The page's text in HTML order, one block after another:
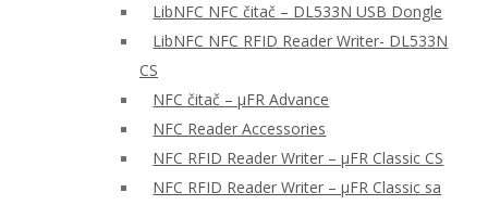
LibNFC NFC čitač – DL533N USB Dongle
LibNFC NFC RFID Reader Writer- DL533N
CS
NFC čitač – μFR Advance
NFC Reader Accessories
NFC RFID Reader Writer – μFR Classic CS
NFC RFID Reader Writer – μFR Classic sa